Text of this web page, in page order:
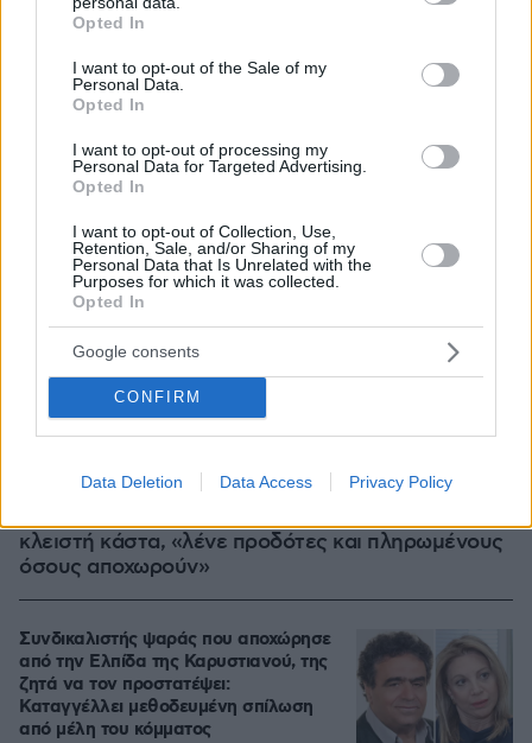
grant or deny consent to Google and its third-party tags to
use your data for below specified purposes in below Google
consent section.
Opted In
I want to opt-out of the Sale of my
Personal Data.
Opted In
I want to opt-out of processing my
Personal Data for Targeted Advertising.
Opted In
I want to opt-out of Collection, Use,
Retention, Sale, and/or Sharing of my
Personal Data that Is Unrelated with the
Purposes for which it was collected.
Opted In
Google consents
CONFIRM
Data Deletion Data Access Privacy Policy
Εγκαταλείπει το κόμμα Καρυστιανού και ο
κλειστή κάστα, «λένε προδότες και πληρωμένους
όσους αποχωρούν»
Συνδικαλιστής ψαράς που αποχώρησε
από την Ελπίδα της Καρυστιανού, της
ζητά να τον προστατέψει:
Καταγγέλλει μεθοδευμένη σπίλωση
από μέλη του κόμματος